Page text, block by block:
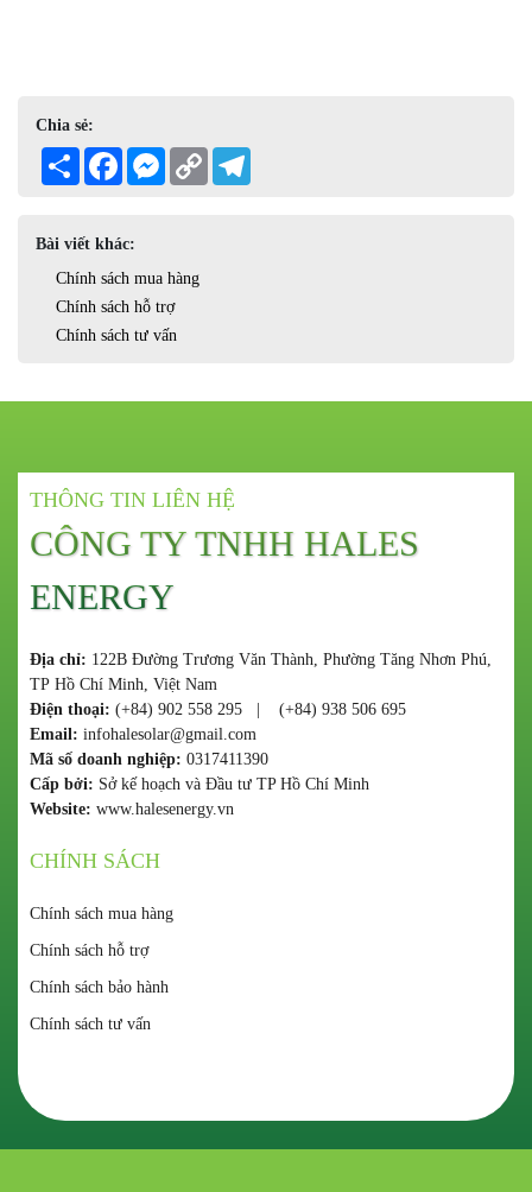
Chia sẻ:
Share FacebookMessenger
Copy
Link
Bài viết khác:
Chính sách mua hàng
Chính sách hỗ trợ
Chính sách tư vấn
THÔNG TIN LIÊN HỆ
CÔNG TY TNHH HALES
ENERGY
Địa chỉ: 122B Đường Trương Văn Thành, Phường Tăng Nhơn Phú,
TP Hồ Chí Minh, Việt Nam
Điện thoại: (+84) 902 558 295 | (+84) 938 506 695
Email: infohalesolar@gmail.com
Mã số doanh nghiệp: 0317411390
Cấp bởi: Sở kế hoạch và Đầu tư TP Hồ Chí Minh
Website: www.halesenergy.vn
CHÍNH SÁCH
Chính sách mua hàng
Chính sách hỗ trợ
Chính sách bảo hành
Chính sách tư vấn